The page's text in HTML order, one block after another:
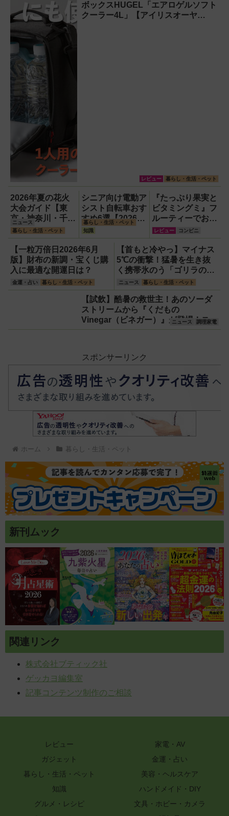
ボックスHUGEL「エアロゲルソフト
クーラー4L」【アイリスオーヤ
レビュー 暮らし・生活・ペット
2026年夏の花火
大会ガイド【東
京・神奈川・千
葉】
ニュース
暮らし・生活・ペット
シニア向け電動ア
シスト自転車おす
すめ6選【2026年
最新版】選び方の
ポイントは「また
ぎやすさ」「軽
さ」「足つきの良
さ」
暮らし・生活・ペット
知識
『たっぷり果実と
ビタミングミ』フ
ルーティーでおい
しいのに1日分の
ビタミンもとれる
って!?【食べてみ
た】
レビュー コンビニ
【一粒万倍日2026年6月
版】財布の新調・宝くじ購
入に最適な開運日は？
金運・占い 暮らし・生活・ペット
【首もと冷やっ】マイナス
5℃の衝撃！猛暑を生き抜
く携帯氷のう「ゴリラの冷
棒」
ニュース 暮らし・生活・ペット
【試飲】酷暑の救世主！あのソーダ
ストリームから『くだもの
Vinegar（ビネガー）』が登場！スッ
キリ美味しくてどハマり確定
ニュース 調理家電
スポンサーリンク
ホーム 暮らし・生活・ペット
新刊ムック
関連リンク
株式会社ブティック社
ゲッカヨ編集室
記事コンテンツ制作のご相談
レビュー
家電・AV
ガジェット
金運・占い
暮らし・生活・ペット
美容・ヘルスケア
知識
ハンドメイド・DIY
グルメ・レシピ
文具・ホビー・カメラ